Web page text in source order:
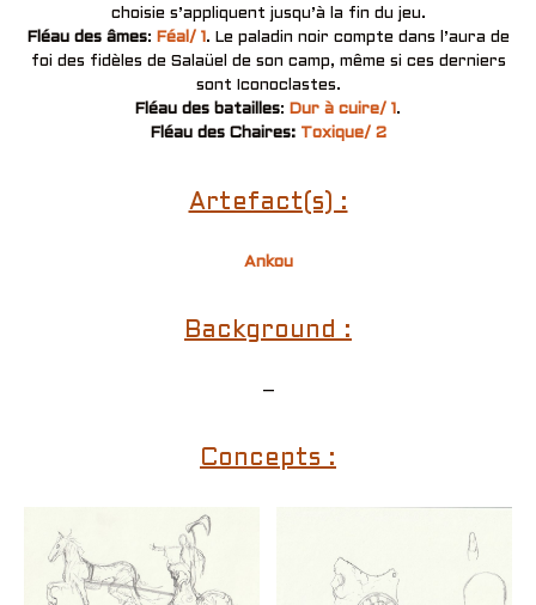
choisie s’appliquent jusqu’à la fin du jeu.
Fléau des âmes: Féal/ 1 . Le paladin noir compte dans l’aura de
foi des fidèles de Salaüel de son camp, même si ces derniers
sont Iconoclastes.
Fléau des batailles: Dur à cuire/ 1 .
Fléau des Chaires: Toxique/ 2
Artefact(s) :
Ankou
Background :
–
Concepts :